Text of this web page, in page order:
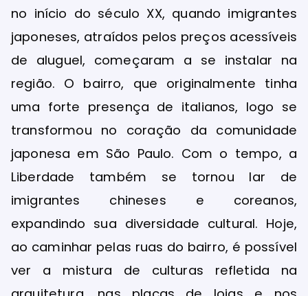
no início do século XX, quando imigrantes
japoneses, atraídos pelos preços acessíveis
de aluguel, começaram a se instalar na
região. O bairro, que originalmente tinha
uma forte presença de italianos, logo se
transformou no coração da comunidade
japonesa em São Paulo. Com o tempo, a
Liberdade também se tornou lar de
imigrantes chineses e coreanos,
expandindo sua diversidade cultural. Hoje,
ao caminhar pelas ruas do bairro, é possível
ver a mistura de culturas refletida na